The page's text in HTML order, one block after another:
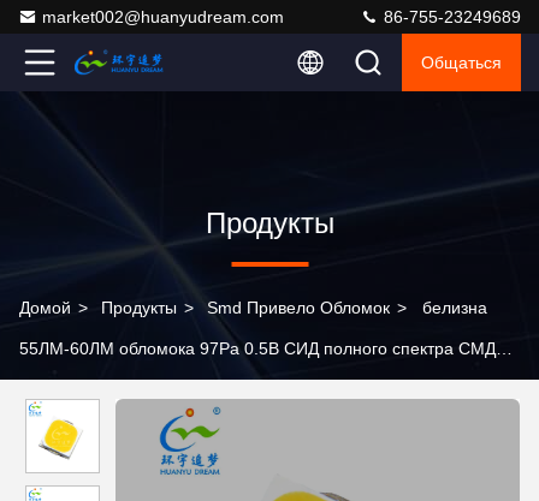
market002@huanyudream.com 86-755-23249689
Общаться
Продукты
Домой > Продукты > Smd Привело Обломок > белизна
55ЛМ-60ЛМ обломока 97Ра 0.5В СИД полного спектра СМД